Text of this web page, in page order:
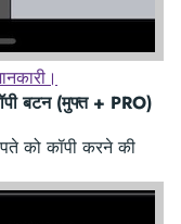
बटन (मुफ्त + PRO)
को कॉपी करने की